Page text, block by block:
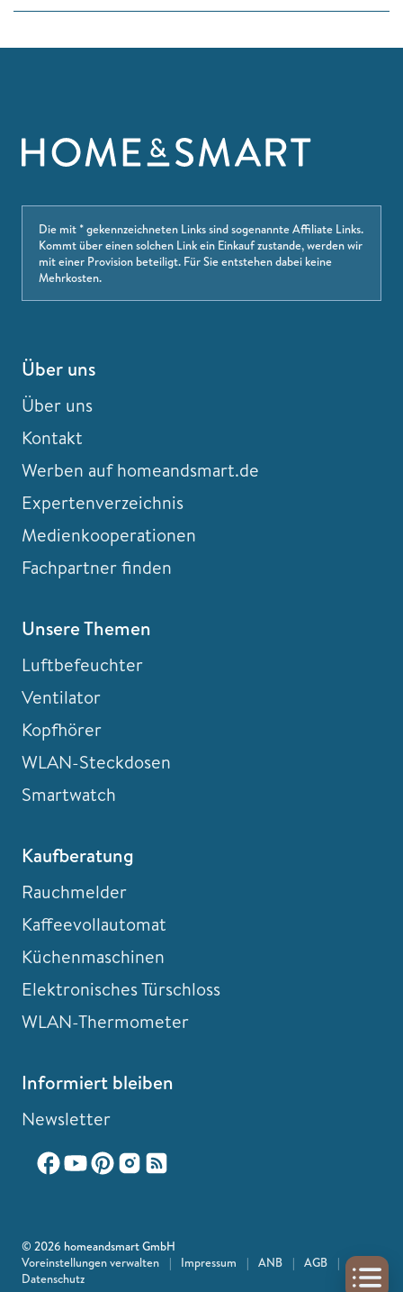
Die mit * gekennzeichneten Links sind sogenannte Affiliate Links.
Kommt über einen solchen Link ein Einkauf zustande, werden wir
mit einer Provision beteiligt. Für Sie entstehen dabei keine
Mehrkosten.
Über uns
Über uns
Kontakt
Werben auf homeandsmart.de
Expertenverzeichnis
Medienkooperationen
Fachpartner finden
Unsere Themen
Luftbefeuchter
Ventilator
Kopfhörer
WLAN-Steckdosen
Smartwatch
Kaufberatung
Rauchmelder
Kaffeevollautomat
Küchenmaschinen
Elektronisches Türschloss
WLAN-Thermometer
Informiert bleiben
Newsletter
© 2026 homeandsmart GmbH
Voreinstellungen verwalten
| Impressum | ANB | AGB
|
Datenschutz